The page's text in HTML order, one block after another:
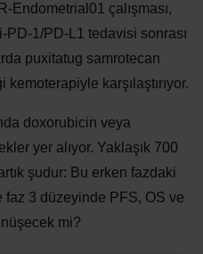
Endometrial01 çalışması,
PD-1/PD-L1 tedavisi sonrası
puxitatug samrotecan
karşılaştırıyor.
doxorubicin veya
yer alıyor. Yaklaşık 700
şudur: Bu erken fazdaki
faz 3 düzeyinde PFS, OS ve
mi?